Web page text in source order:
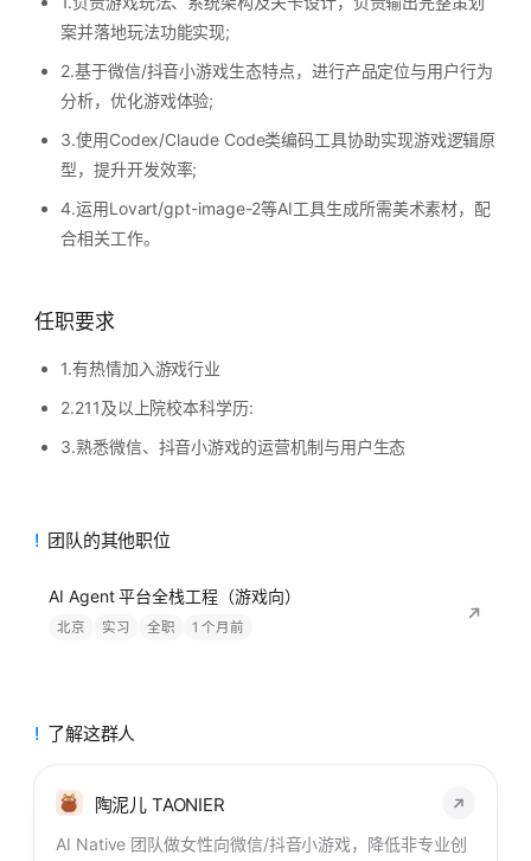
案并落地玩法功能实现;
2.基于微信/抖音小游戏生态特点，进行产品定位与用户行为
分析，优化游戏体验;
3.使用Codex/Claude Code类编码工具协助实现游戏逻辑原
型，提升开发效率;
4.运用Lovart/gpt-image-2等AI工具生成所需美术素材，配
合相关工作。
任职要求
1.有热情加入游戏行业
2.211及以上院校本科学历:
3.熟悉微信、抖音小游戏的运营机制与用户生态
团队的其他职位
AI Agent 平台全栈工程（游戏向）
北京 实习 全职 1 个月前
了解这群人
陶泥儿 TAONIER
AI Native 团队做女性向微信/抖音小游戏，降低非专业创